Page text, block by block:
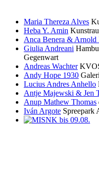
Maria Thereza Alves
Heba Y. Amin
Anca Benera & Arnold
Giulia Andreani
Gegenwart
Andreas Wachter
Andy Hope 1930
Lucius Andres Anhello
Antje Majewski & Jen
Anup Mathew Thomas
Iván Argote Spreepark